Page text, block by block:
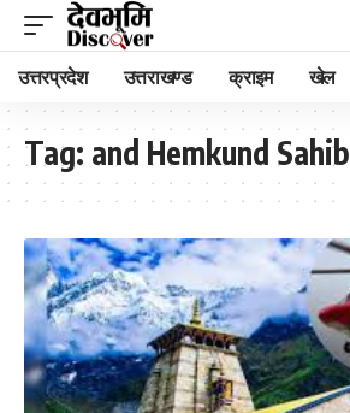
उत्तरप्रदेश उत्तराखण्ड क्राइम खेल
Tag: and Hemkund Sahib